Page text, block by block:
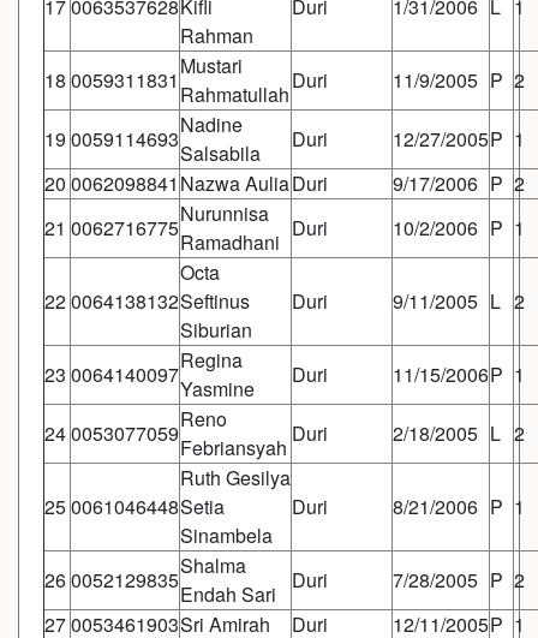
170063537628Kifli
Rahman
Duri 1/31/2006 L 1
18 0059311831
Mustari
Rahmatullah
Duri 11/9/2005 P 2
19 0059114693
Nadine
Salsabila
Duri 12/27/2005P 1
20 0062098841 Nazwa AuliaDuri 9/17/2006 P 2
21 0062716775
Nurunnisa
Ramadhani
Duri 10/2/2006 P 1
220064138132
Octa
Seftinus
Siburian
Duri 9/11/2005 L 2
23 0064140097
Regina
Yasmine
Duri 11/15/2006P 1
240053077059
Reno
Febriansyah
Duri 2/18/2005 L 2
250061046448
Ruth Gesilya
Setia
Sinambela
Duri 8/21/2006 P 1
260052129835
Shalma
Endah Sari
Duri 7/28/2005 P 2
270053461903Sri Amirah Duri 12/11/2005P 1